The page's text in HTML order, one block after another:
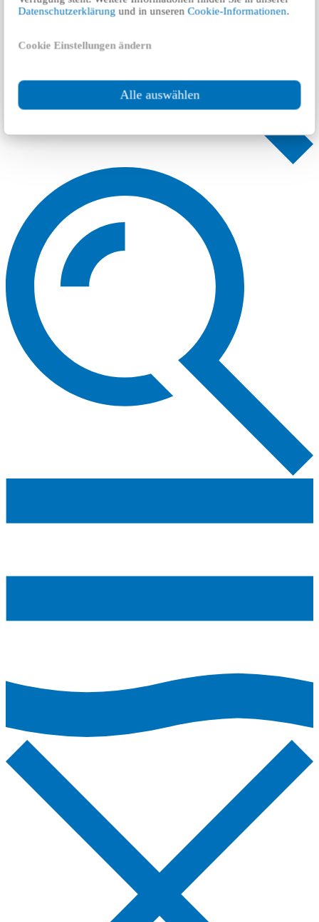
Datenschutzerklärung und in unserenCookie-Informationen.
Cookie Einstellungen ändern
Alle auswählen